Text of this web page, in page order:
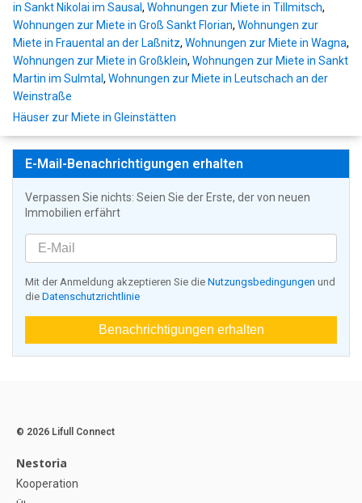
in Sankt Nikolai im Sausal, Wohnungen zur Miete in Tillmitsch,
Wohnungen zur Miete in Groß Sankt Florian, Wohnungen zur
Miete in Frauental an der Laßnitz, Wohnungen zur Miete in Wagna,
Wohnungen zur Miete in Großklein, Wohnungen zur Miete in Sankt
Martin im Sulmtal, Wohnungen zur Miete in Leutschach an der
Weinstraße
Häuser zur Miete in Gleinstätten
E-Mail-Benachrichtigungen erhalten
Verpassen Sie nichts: Seien Sie der Erste, der von neuen
Immobilien erfährt
Mit der Anmeldung akzeptieren Sie die Nutzungsbedingungen und
die Datenschutzrichtlinie
Benachrichtigungen erhalten
© 2026 Lifull Connect
Nestoria
Kooperation